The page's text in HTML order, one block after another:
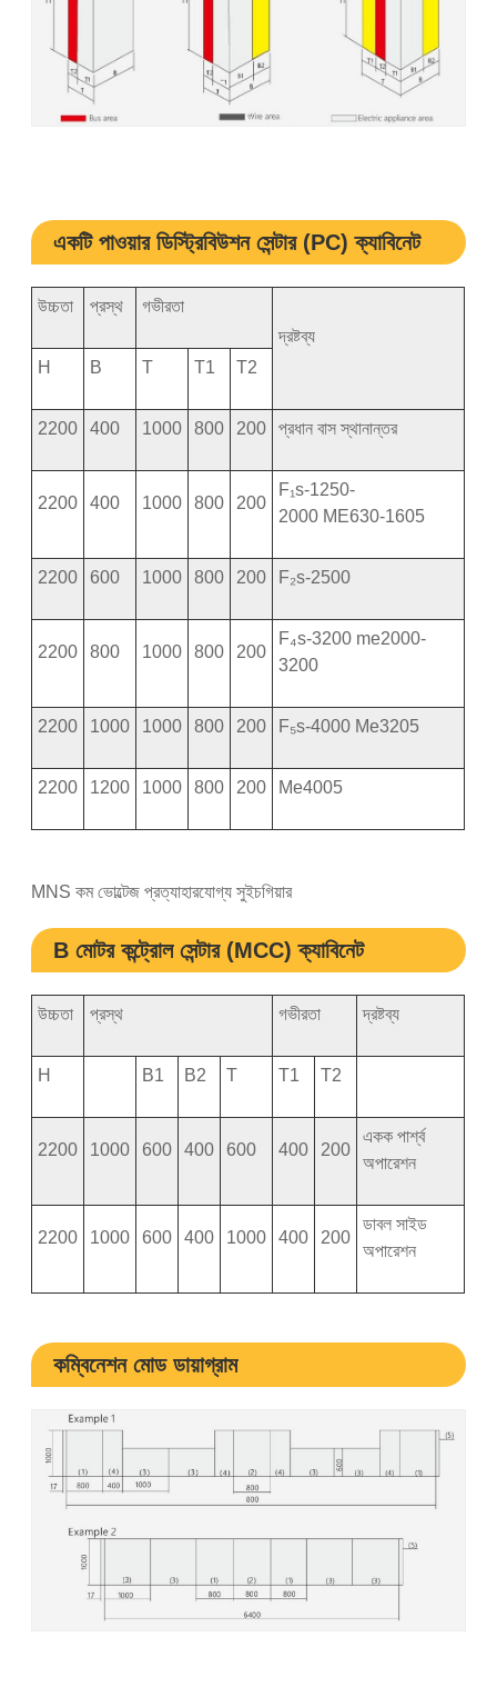
একটি পাওয়ার ডিস্ট্রিবিউশন সেন্টার (PC) ক্যাবিনেট
উচ্চতা প্রস্থ
গভীরতা
দ্রষ্টব্য
H
B T T1 T2
2200 400 1000 800 200 প্রধান বাস স্থানান্তর
2200 400 1000 800 200
F₁s-1250-
2000 ME630-1605
2200 600 1000 800 200 F₂s-2500
2200 800 1000 800 200
F₄s-3200 me2000-
3200
2200 1000 1000 800 200 F₅s-4000 Me3205
2200 1200 1000 800 200 Me4005
MNS কম ভোল্টেজ প্রত্যাহারযোগ্য সুইচগিয়ার
B মোটর কন্ট্রোল সেন্টার (MCC) ক্যাবিনেট
উচ্চতা প্রস্থ গভীরতা দ্রষ্টব্য
H B1 B2 T T1 T2
2200 1000 600 400 600 400 200
একক পার্শ্ব
অপারেশন
2200 1000 600 400 1000 400 200
ডাবল সাইড
অপারেশন
কম্বিনেশন মোড ডায়াগ্রাম